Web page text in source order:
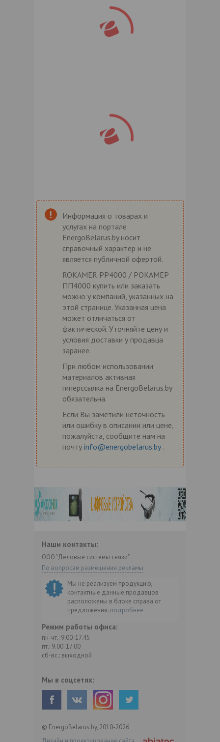
Информация о товарах и
услугах на портале
EnergoBelarus.by носит
справочный характер и не
является публичной офертой.
ROKAMER PP4000 / РОКАМЕР
ПП4000 купить или заказать
можно у компаний, указанных на
этой странице. Указанная цена
может отличаться от
фактической. Уточняйте цену и
условия доставки у продавца
заранее.
При любом использовании
материалов активная
гиперссылка на EnergoBelarus.by
обязательна.
Если Вы заметили неточность
или ошибку в описании или цене,
пожалуйста, сообщите нам на
почту info@energobelarus.by .
Наши контакты:
ООО "Деловые системы связи"
По вопросам размещения рекламы
Мы не реализуем продукцию,
контактные данные продавцов
расположены в блоке справа от
предложения. подробнее
Режим работы офиса:
пн-чт.: 9.00-17.45
пт.: 9.00-17.00
сб-вс.: выходной
Мы в соцсетях:
© EnergoBelarus.by, 2010-2026